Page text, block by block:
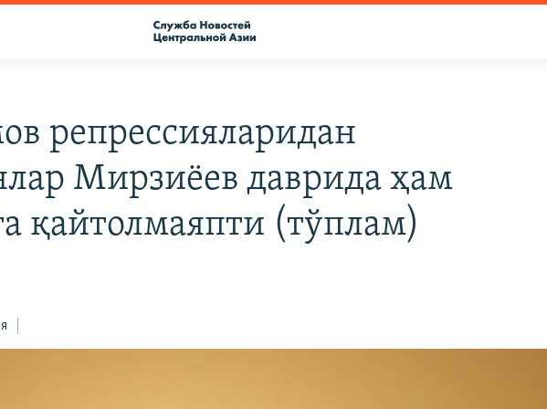
репрессияларидан
Мирзиёев даврида ҳам
қайтолмаяпти (тўплам)